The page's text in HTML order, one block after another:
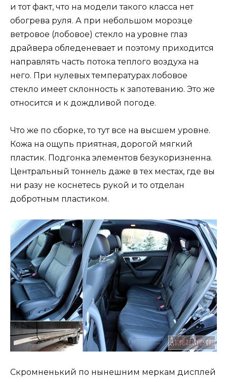
и тот факт, что на модели такого класса нет
обогрева руля. А при небольшом морозце
ветровое (лобовое) стекло на уровне глаз
драйвера обледеневает и поэтому приходится
направлять часть потока теплого воздуха на
него. При нулевых температурах лобовое
стекло имеет склонность к запотеванию. Это же
относится и к дождливой погоде.
Что же по сборке, то тут все на высшем уровне.
Кожа на ощупь приятная, дорогой мягкий
пластик. Подгонка элементов безукоризненна.
Центральный тоннель даже в тех местах, где вы
ни разу не коснетесь рукой и то отделан
добротным пластиком.
Скромненький по нынешним меркам дисплей